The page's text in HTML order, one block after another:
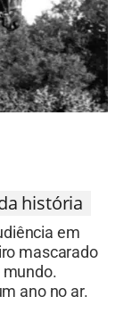
história
em
mascarado
ano no ar.